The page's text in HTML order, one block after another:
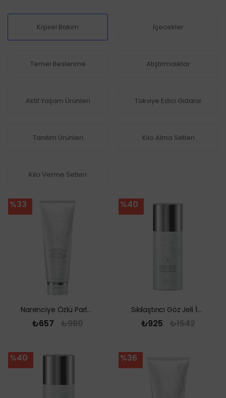
Kişisel Bakım İçecekler
Temel Beslenme Atıştırmalıklar
Aktif Yaşam Ürünleri Takviye Edici Gıdalar
Tanıtım Ürünleri Kilo Alma Setleri
Kilo Verme Setleri
%33
Narenciye Özlü Parlatıcı Yüz Temizleme Jeli 150 ml
₺657 ₺980
%40
Sıkılaştırıcı Göz Jeli 15 ml
₺925 ₺1542
%40 %36